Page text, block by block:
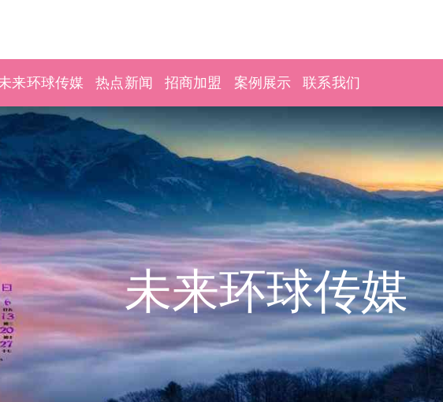
来环球传媒 热点新闻 招商加盟 案例展示 联系我们
未来环球传媒